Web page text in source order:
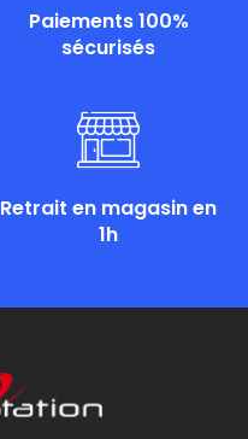
Paiements 100%
sécurisés
Retrait en magasin en
1h